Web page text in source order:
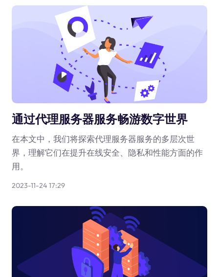
通过代理服务器服务畅游数字世界
在本文中，我们将探索代理服务器服务的多层次世
界，理解它们在提升在线安全、隐私和性能方面的作
用。
2023-11-24 17:29